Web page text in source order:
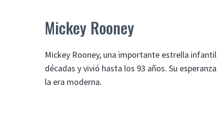
Mickey Rooney
Mickey Rooney, una importante estrella
décadas y vivió hasta los 93 años. Su
la era moderna.